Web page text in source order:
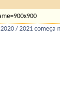
/ 2021 começa